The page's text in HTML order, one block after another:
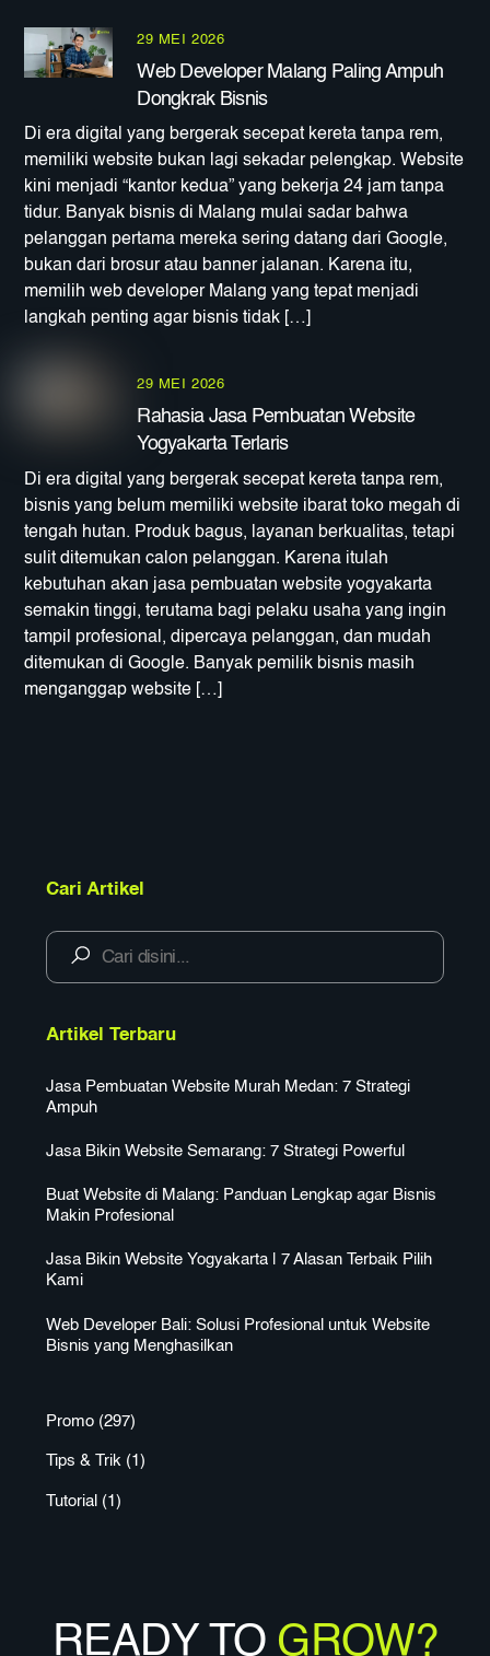
29 MEI 2026
Web Developer Malang Paling Ampuh
Dongkrak Bisnis
Di era digital yang bergerak secepat kereta tanpa rem,
memiliki website bukan lagi sekadar pelengkap. Website
kini menjadi “kantor kedua” yang bekerja 24 jam tanpa
tidur. Banyak bisnis di Malang mulai sadar bahwa
pelanggan pertama mereka sering datang dari Google,
bukan dari brosur atau banner jalanan. Karena itu,
memilih web developer Malang yang tepat menjadi
langkah penting agar bisnis tidak […]
29 MEI 2026
Rahasia Jasa Pembuatan Website
Yogyakarta Terlaris
Di era digital yang bergerak secepat kereta tanpa rem,
bisnis yang belum memiliki website ibarat toko megah di
tengah hutan. Produk bagus, layanan berkualitas, tetapi
sulit ditemukan calon pelanggan. Karena itulah
kebutuhan akan jasa pembuatan website yogyakarta
semakin tinggi, terutama bagi pelaku usaha yang ingin
tampil profesional, dipercaya pelanggan, dan mudah
ditemukan di Google. Banyak pemilik bisnis masih
menganggap website […]
Cari Artikel
Artikel Terbaru
Jasa Pembuatan Website Murah Medan: 7 Strategi
Ampuh
Jasa Bikin Website Semarang: 7 Strategi Powerful
Buat Website di Malang: Panduan Lengkap agar Bisnis
Makin Profesional
Jasa Bikin Website Yogyakarta | 7 Alasan Terbaik Pilih
Kami
Web Developer Bali: Solusi Profesional untuk Website
Bisnis yang Menghasilkan
Promo (297)
Tips & Trik (1)
Tutorial (1)
READY TO GROW?